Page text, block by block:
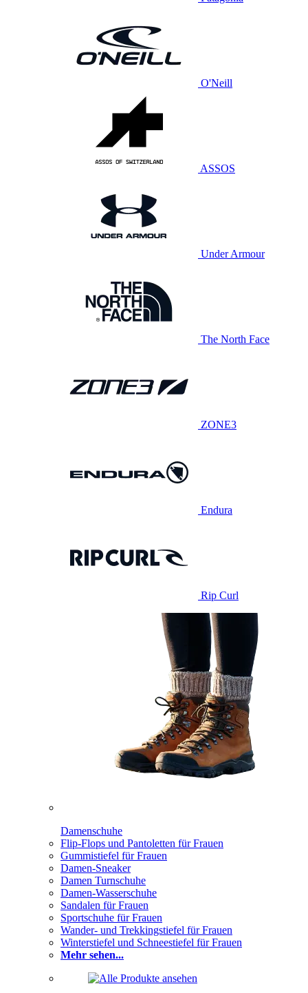
O'Neill
ASSOS
Under Armour
The North Face
ZONE3
Endura
Rip Curl
Damenschuhe
Flip-Flops und Pantoletten für Frauen
Gummistiefel für Frauen
Damen-Sneaker
Damen Turnschuhe
Damen-Wasserschuhe
Sandalen für Frauen
Sportschuhe für Frauen
Wander- und Trekkingstiefel für Frauen
Winterstiefel und Schneestiefel für Frauen
Mehr sehen...